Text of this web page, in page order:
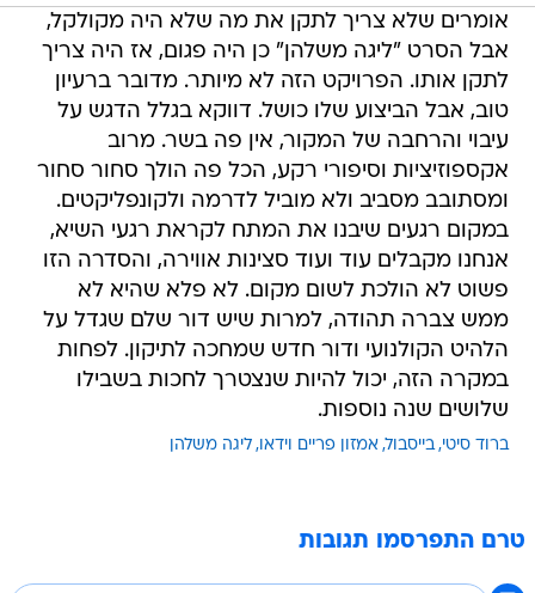
אומרים שלא צריך לתקן את מה שלא היה מקולקל,
אבל הסרט "ליגה משלהן" כן היה פגום, אז היה צריך
לתקן אותו. הפרויקט הזה לא מיותר. מדובר ברעיון
טוב, אבל הביצוע שלו כושל. דווקא בגלל הדגש על
עיבוי והרחבה של המקור, אין פה בשר. מרוב
אקספוזיציות וסיפורי רקע, הכל פה הולך סחור סחור
ומסתובב מסביב ולא מוביל לדרמה ולקונפליקטים.
במקום רגעים שיבנו את המתח לקראת רגעי השיא,
אנחנו מקבלים עוד ועוד סצינות אווירה, והסדרה הזו
פשוט לא הולכת לשום מקום. לא פלא שהיא לא
ממש צברה תהודה, למרות שיש דור שלם שגדל על
הלהיט הקולנועי ודור חדש שמחכה לתיקון. לפחות
במקרה הזה, יכול להיות שנצטרך לחכות בשבילו
שלושים שנה נוספות.
ברוד סיטי בייסבול אמזון פריים וידאו ליגה משלהן
טרם התפרסמו תגובות